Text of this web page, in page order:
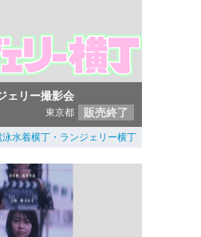
ェリー撮影会
東京都 販売終了
水着横丁・ランジェリー横丁